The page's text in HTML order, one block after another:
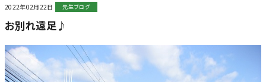
2022年02月22日 先生ブログ
お別れ遠足♪